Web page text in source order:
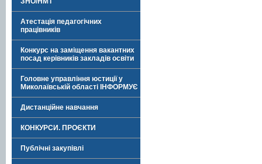
Атестація педагогічних
працівників
Конкурс на заміщення вакантних
посад керівників закладів освіти
Головне управління юстиції у
Миколаївській області ІНФОРМУЄ
Дистанційне навчання
КОНКУРСИ. ПРОЄКТИ
Публічні закупівлі